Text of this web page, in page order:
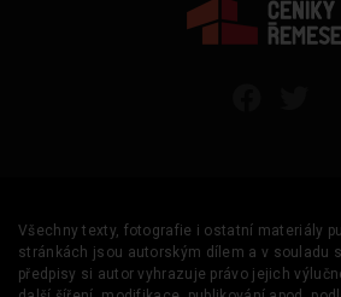
Všechny texty, fotografie i ostatní materiály
stránkách jsou autorským dílem a v souladu
předpisy si autor vyhrazuje právo jejich